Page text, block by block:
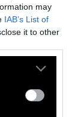
may
IAB’s List of
it to other
ποὺ μᾶς
πέρα, σὲ